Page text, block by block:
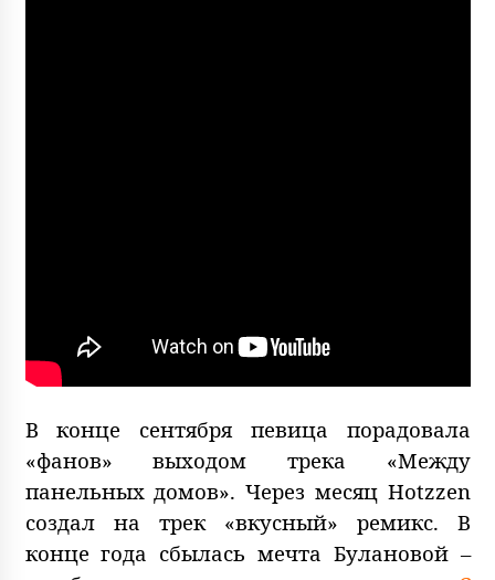
В конце сентября певица порадовала
«фанов» выходом трека «Между
панельных домов». Через месяц Hotzzen
создал на трек «вкусный» ремикс. В
конце года сбылась мечта Булановой –